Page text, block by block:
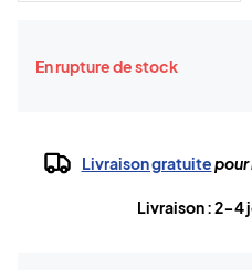
En rupture de stock
Livraison gratuitepour
Livraison : 2-4